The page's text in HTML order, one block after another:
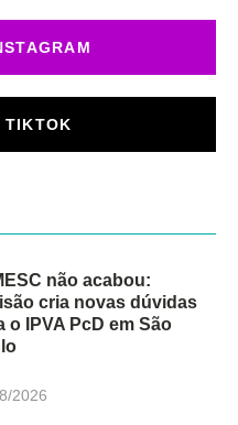
TIKTOK
não acabou:
cria novas dúvidas
o IPVA PcD em São
2026